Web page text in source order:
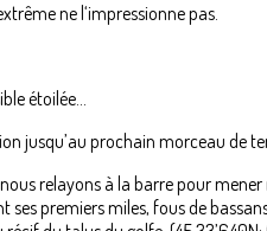
ne l‘impressionne pas.
étoilée...
jusqu’au prochain morceau de
relayons à la barre pour
ses premiers miles, fous de